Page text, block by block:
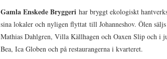
Gamla Enskede Bryggeri har bryggt ekologiskt
sina lokaler och nyligen flyttat till Johanneshov. Ölen
Mathias Dahlgren, Villa Källhagen och Oaxen Slip och
Bea, Ica Globen och på restaurangerna i kvarteret.